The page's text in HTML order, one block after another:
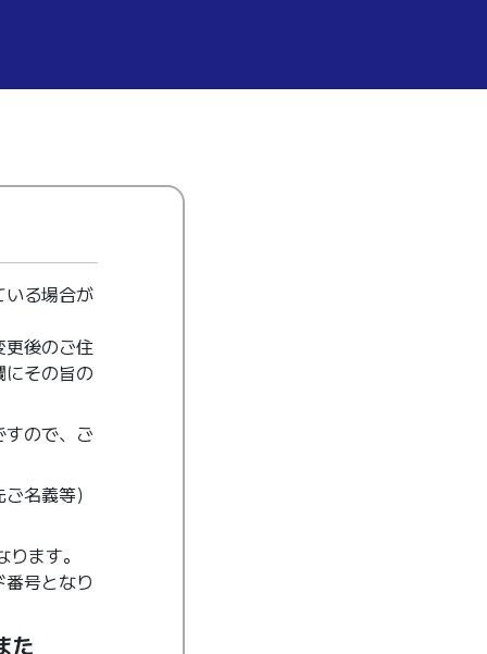
いる場合が
更後のご住
その旨の
ので、ご
名義等）
ます。
号となり
た